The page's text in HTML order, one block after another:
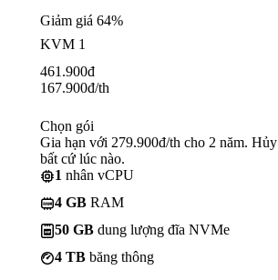
Giảm giá 64%
KVM 1
461.900đ
167.900đ/th
Chọn gói
Gia hạn với 279.900đ/th cho 2 năm. Hủy
bất cứ lúc nào.
1 nhân vCPU
4 GB RAM
50 GB dung lượng đĩa NVMe
4 TB băng thông